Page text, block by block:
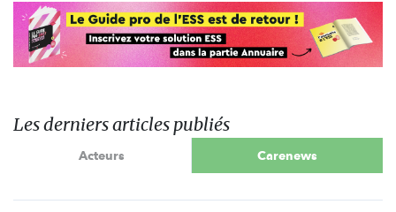
Les derniers articles publiés
Acteurs Carenews